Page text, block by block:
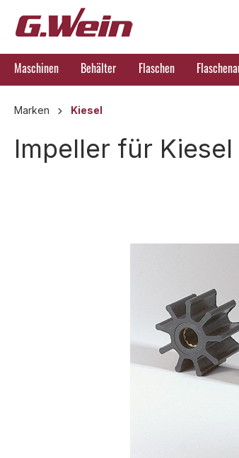
Zur Hauptnavigation springen
Maschinen Behälter Flaschen
Marken Kiesel
Impeller für Kiesel